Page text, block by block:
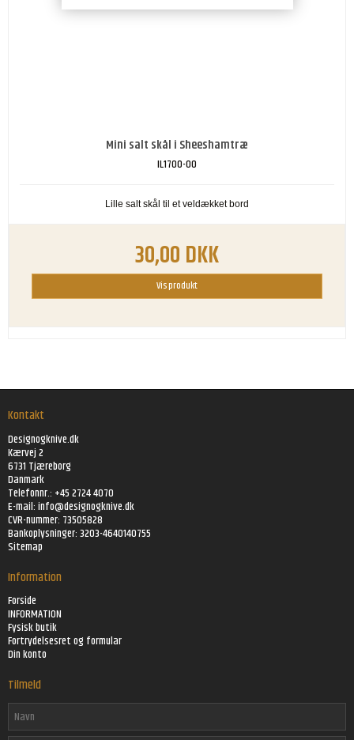
Mini salt skål i Sheeshamtræ
IL1700-00
Lille salt skål til et veldækket bord
30,00 DKK
Vis produkt
Kontakt
Designogknive.dk
Kærvej 2
6731 Tjæreborg
Danmark
Telefonnr.: +45 2724 4070
E-mail:info@designogknive.dk
CVR-nummer: 73505828
Bankoplysninger: 3203-4640140755
Sitemap
Information
Forside
INFORMATION
Fysisk butik
Fortrydelsesret og formular
Din konto
Tilmeld